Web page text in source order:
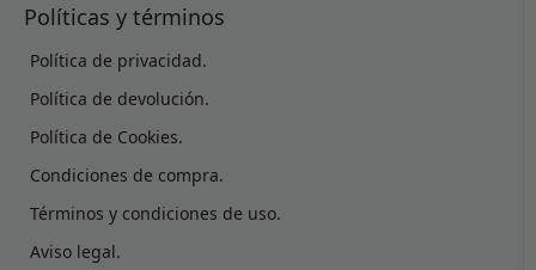
Políticas y términos
Política de privacidad.
Política de devolución.
Política de Cookies.
Condiciones de compra.
Términos y condiciones de uso.
Aviso legal.